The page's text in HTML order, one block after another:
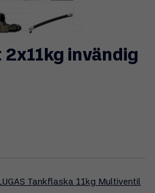
invändig
Tankflaska 11kg Multiventil